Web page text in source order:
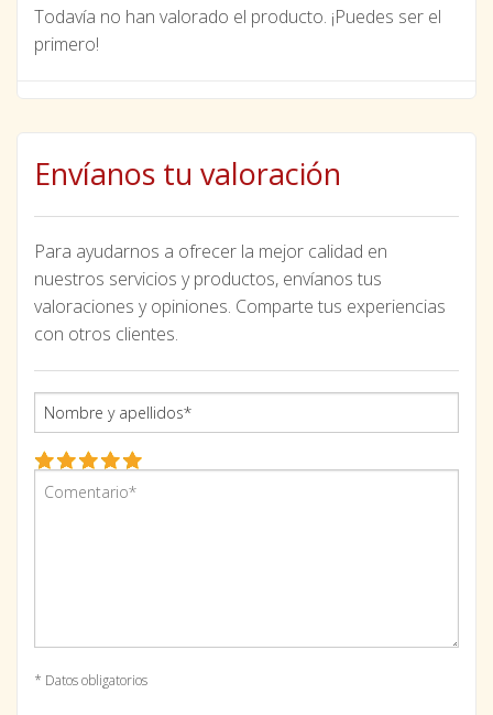
Todavía no han valorado el producto. ¡Puedes ser el
primero!
Envíanos tu valoración
Para ayudarnos a ofrecer la mejor calidad en
nuestros servicios y productos, envíanos tus
valoraciones y opiniones. Comparte tus experiencias
con otros clientes.
* Datos obligatorios